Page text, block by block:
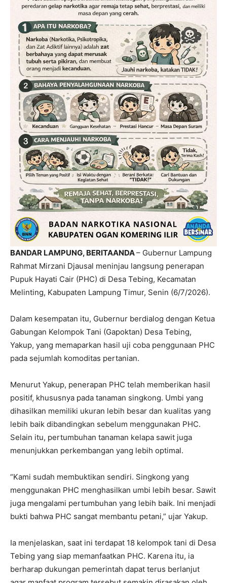
BANDAR LAMPUNG, BERITAANDA– Gubernur Lampung
Rahmat Mirzani Djausal meninjau langsung penerapan
Pupuk Hayati Cair (PHC) di Desa Tebing, Kecamatan
Melinting, Kabupaten Lampung Timur, Senin (6/7/2026).
Dalam kesempatan itu, Gubernur berdialog dengan Ketua
Gabungan Kelompok Tani (Gapoktan) Desa Tebing,
Yakup, yang memaparkan hasil uji coba penggunaan PHC
pada sejumlah komoditas pertanian.
Menurut Yakup, penerapan PHC telah memberikan hasil
positif, khususnya pada tanaman singkong. Umbi yang
dihasilkan memiliki ukuran lebih besar dan kualitas yang
lebih baik dibandingkan sebelum menggunakan PHC.
Selain itu, pertumbuhan tanaman kelapa sawit juga
menunjukkan perkembangan yang lebih optimal.
“Kami sudah membuktikan sendiri. Singkong yang
menggunakan PHC menghasilkan umbi lebih besar. Sawit
juga mengalami pertumbuhan yang lebih baik. Ini menjadi
bukti bahwa PHC sangat membantu petani,” ujar Yakup.
Ia menjelaskan, saat ini terdapat 18 kelompok tani di Desa
Tebing yang siap memanfaatkan PHC. Karena itu, ia
berharap dukungan pemerintah dapat terus berlanjut